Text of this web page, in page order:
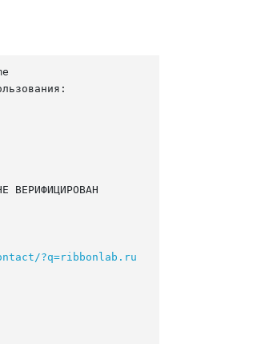
ВЕРИФИЦИРОВАН
?q=ribbonlab.ru